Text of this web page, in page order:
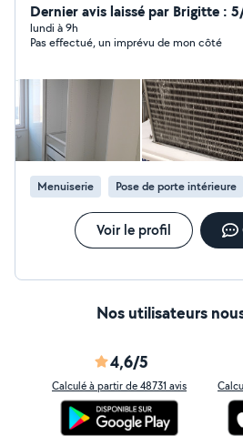
Dernier avis laissé par Brigitte :
lundi à 9h
Pas effectué, un imprévu de mon côté
Menuiserie Pose de porte intérieure
Voir le profil
Nos utilisateurs
4,6/5
Calculé à partir de 48731 avis